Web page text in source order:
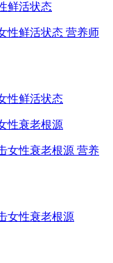
鲜活状态
营养师
性衰老根源
营养